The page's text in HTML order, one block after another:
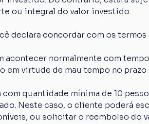
ou integral do valor investido.
declara concordar com os
acontecer normalmente com
em virtude de mau tempo no
quantidade mínima de 10
Neste caso, o cliente poderá
ou solicitar o reembolso do